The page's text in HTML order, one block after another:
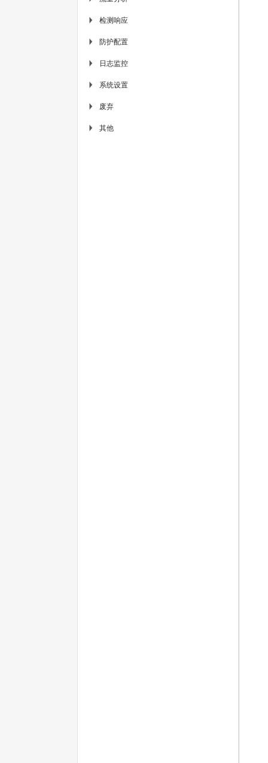
▶ 检测响应
▶ 防护配置
▶ 日志监控
▶ 系统设置
▶ 废弃
▶ 其他